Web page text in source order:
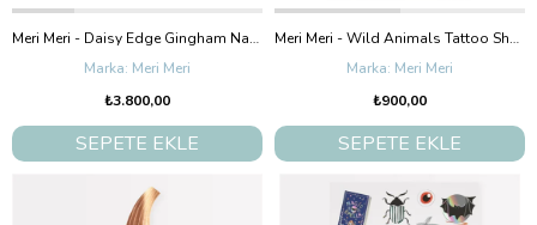
Meri Meri - Daisy Edge Gingham Napkins - Papatya Detaylı Pötikare Kumaş Peçeteler - 4'Lü
Meri Meri
₺3.800,00
SEPETE EKLE
Meri Meri - Wild Animals Tattoo Sheet - Vahşi Hayvanlar Geçici Dövmeleri - 2'Li
Meri Meri
₺900,00
SEPETE EKLE